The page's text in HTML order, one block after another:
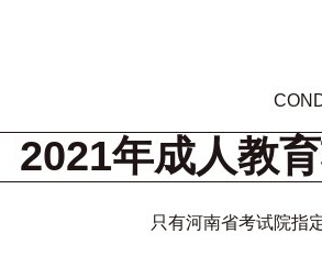
2021年成人教
只有河南省考试院指